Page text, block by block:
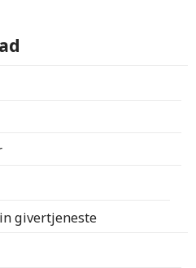
givertjeneste